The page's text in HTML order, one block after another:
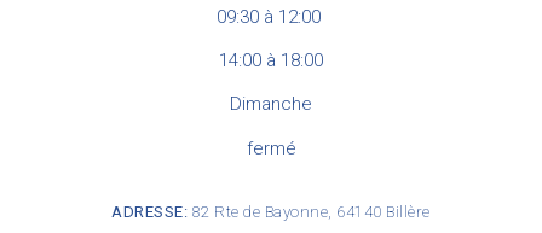
09:30 à 12:00
14:00 à 18:00
Dimanche
fermé
ADRESSE: 82 Rte de Bayonne, 64140 Billère